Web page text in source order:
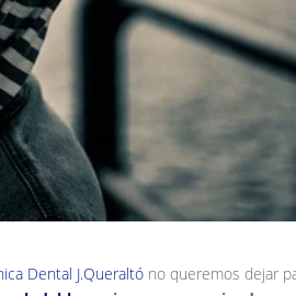
Dental J.Queraltó no queremos dejar